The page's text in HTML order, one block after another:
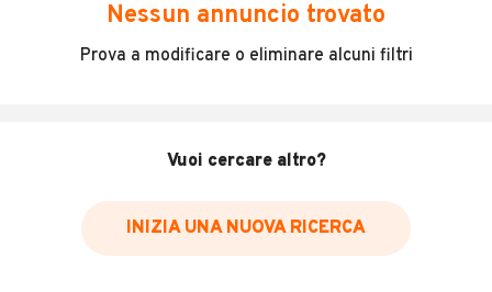
* Il canone mensile dei veicoli a noleggio può variare in base alla
durata del contratto, al numero di km inclusi e all'importo versato
Nessun annuncio trovato
Prova a modificare o eliminare alcuni filtri
Vuoi cercare altro?
INIZIA UNA NUOVA RICERCA